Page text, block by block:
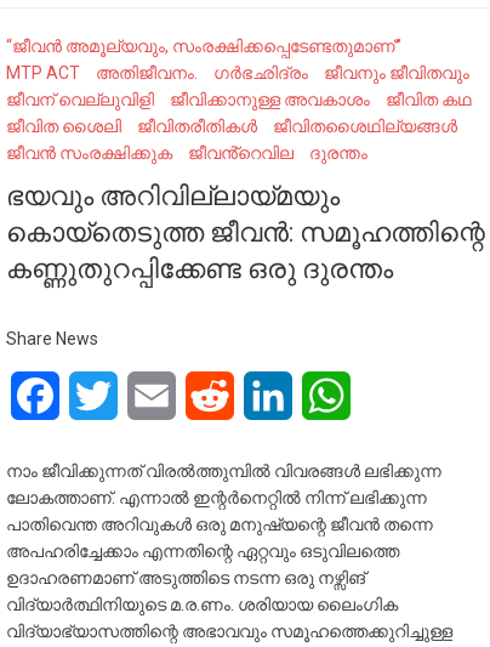
“ജീവന്‍ അമൂല്യവും, സംരക്ഷിക്കപ്പെടേണ്ടതുമാണ്”
MTP ACT
അതിജീവനം. ഗർഭഛിദ്രം
ജീവനും ജീവിതവും
ജീവന് വെല്ലുവിളി
ജീവിക്കാനുള്ള അവകാശം
ജീവിത കഥ
ജീവിത ശൈലി
ജീവിതരീതികൾ
ജീവിതശൈഥില്യങ്ങൾ
ജീവൻ സംരക്ഷിക്കുക
ജീവൻ്റെവില ദുരന്തം
ഭയവും അറിവില്ലായ്മയും
കൊയ്തെടുത്ത ജീവൻ: സമൂഹത്തിന്റെ
കണ്ണുതുറപ്പിക്കേണ്ട ഒരു ദുരന്തം
Share News
FacebookTwitter Email Reddit LinkedIn
നാം ജീവിക്കുന്നത് വിരൽത്തുമ്പിൽ വിവരങ്ങൾ ലഭിക്കുന്ന
ലോകത്താണ്. എന്നാൽ ഇന്റർനെറ്റിൽ നിന്ന് ലഭിക്കുന്ന
പാതിവെന്ത അറിവുകൾ ഒരു മനുഷ്യന്റെ ജീവൻ തന്നെ
അപഹരിച്ചേക്കാം എന്നതിന്റെ ഏറ്റവും ഒടുവിലത്തെ
ഉദാഹരണമാണ് അടുത്തിടെ നടന്ന ഒരു നഴ്സിങ്
വിദ്യാർത്ഥിനിയുടെ മ.ര.ണം. ശരിയായ ലൈംഗിക
വിദ്യാഭ്യാസത്തിന്റെ അഭാവവും സമൂഹത്തെക്കുറിച്ചുള്ള